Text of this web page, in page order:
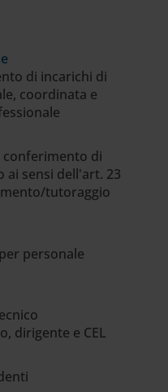
di incarichi di
coordinata e
conferimento di
ai sensi dell'art. 23
tutoraggio
personale
dirigente e CEL